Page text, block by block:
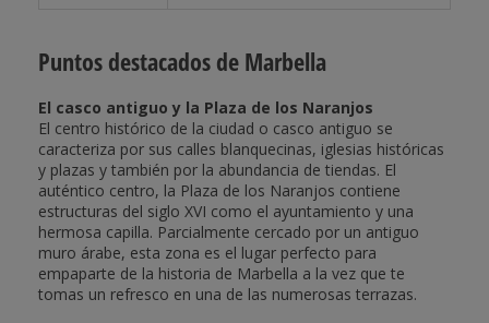
Puntos destacados de Marbella
El casco antiguo y la Plaza de los Naranjos
El centro histórico de la ciudad o casco antiguo se
caracteriza por sus calles blanquecinas, iglesias históricas
y plazas y también por la abundancia de tiendas. El
auténtico centro, la Plaza de los Naranjos contiene
estructuras del siglo XVI como el ayuntamiento y una
hermosa capilla. Parcialmente cercado por un antiguo
muro árabe, esta zona es el lugar perfecto para
empaparte de la historia de Marbella a la vez que te
tomas un refresco en una de las numerosas terrazas.